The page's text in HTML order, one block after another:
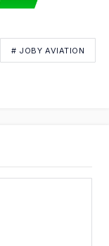
# JOBY AVIATION